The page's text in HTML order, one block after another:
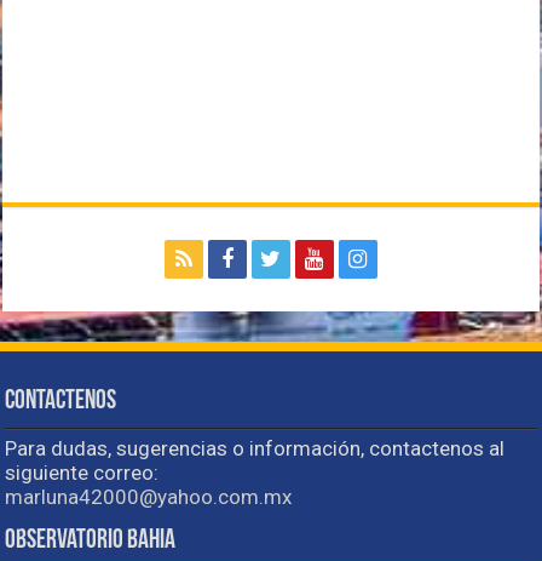
Contactenos
Para dudas, sugerencias o información, contactenos al
siguiente correo:
marluna42000@yahoo.com.mx
Observatorio Bahia